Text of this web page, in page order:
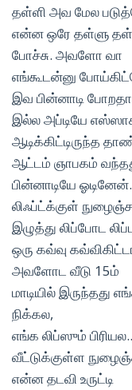
தள்ளி அவ மேல
என்ன ஒரே தள்ளு
போச்சு. அவளோ வா
எங்கூடன்னு
இவ பின்னாடி போறதா
இல்ல அப்டியே
ஆடிக்கிட்டிருந்த
ஆட்டம் ஞாபகம்
பின்னாடியே ஓடினேன்.
லிஃப்ட்க்குள்
இழுத்து லிப்போட
ஒரு கவ்வு
அவளோட வீடு 15ம்
மாடியில் இருந்தது
நிக்கல‌,
எங்க லிப்ஸும் பிரியல‌..
வீட்டுக்குள்ள
என்ன தடவி உருட்டி